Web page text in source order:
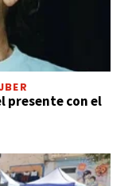
presente con el